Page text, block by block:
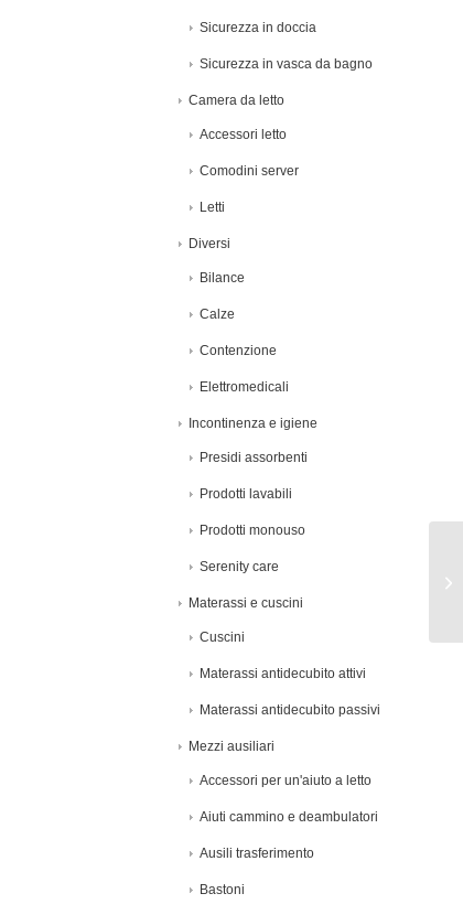
Sicurezza in doccia
Sicurezza in vasca da bagno
Camera da letto
Accessori letto
Comodini server
Letti
Diversi
Bilance
Calze
Contenzione
Elettromedicali
Incontinenza e igiene
Presidi assorbenti
Prodotti lavabili
Prodotti monouso
Serenity care
Materassi e cuscini
Cuscini
Materassi antidecubito attivi
Materassi antidecubito passivi
Mezzi ausiliari
Accessori per un'aiuto a letto
Aiuti cammino e deambulatori
Ausili trasferimento
Bastoni